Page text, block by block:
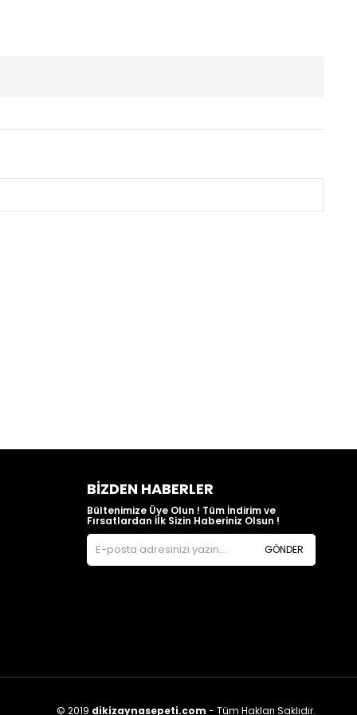
BIZDEN HABERLER
Bültenimize Üye Olun ! Tüm İndirim ve
Fırsatlardan İlk Sizin Haberiniz Olsun !
GÖNDER
© 2019 dikizaynasepeti.com - Tüm Hakları Saklıdır.